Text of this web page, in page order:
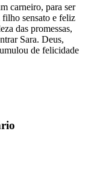
carneiro, para ser
sensato e feliz
das promessas,
Sara. Deus,
de felicidade